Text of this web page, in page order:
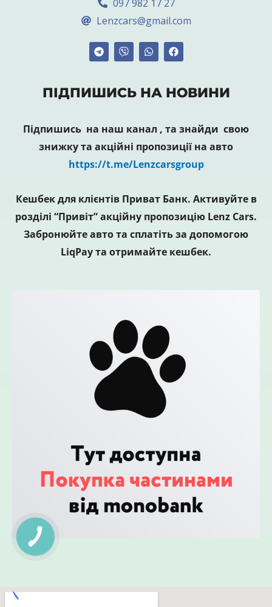
097 982 17 27
Lenzcars@gmail.com
ПІДПИШИСЬ НА НОВИНИ
Підпишись на наш канал , та знайди свою
знижку та акційні пропозиції на авто
https://t.me/Lenzcarsgroup
Кешбек для клієнтів Приват Банк. Активуйте в
розділі “Привіт” акційну пропозицію Lenz Cars.
Забронюйте авто та сплатіть за допомогою
LiqPay та отримайте кешбек.